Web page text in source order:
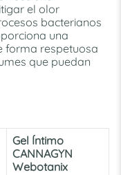
el olor
bacterianos
una
forma respetuosa
que puedan
Gel Íntimo
CANNAGYN
Webotanix